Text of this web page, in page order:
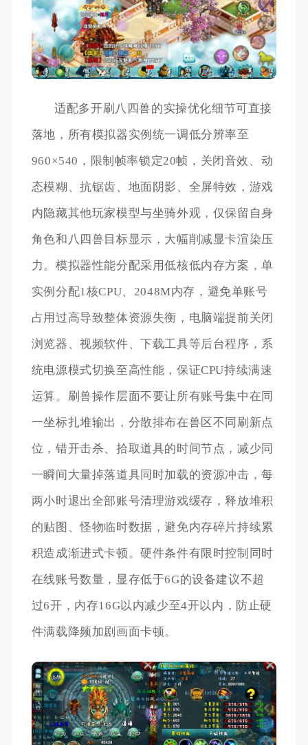
适配多开刷八四兽的实操优化细节可直接
落地，所有模拟器实例统一调低分辨率至
960×540，限制帧率锁定20帧，关闭音效、动
态模糊、抗锯齿、地面阴影、全屏特效，游戏
内隐藏其他玩家模型与坐骑外观，仅保留自身
角色和八四兽目标显示，大幅削减显卡渲染压
力。模拟器性能分配采用低核低内存方案，单
实例分配1核CPU、2048M内存，避免单账号
占用过高导致整体资源失衡，电脑端提前关闭
浏览器、视频软件、下载工具等后台程序，系
统电源模式切换至高性能，保证CPU持续满速
运算。刷兽操作层面不要让所有账号集中在同
一坐标扎堆输出，分散排布在兽区不同刷新点
位，错开击杀、拾取道具的时间节点，减少同
一瞬间大量掉落道具同时加载的资源冲击，每
两小时退出全部账号清理游戏缓存，释放堆积
的贴图、怪物临时数据，避免内存碎片持续累
积造成渐进式卡顿。硬件条件有限时控制同时
在线账号数量，显存低于6G的设备建议不超
过6开，内存16G以内减少至4开以内，防止硬
件满载降频加剧画面卡顿。